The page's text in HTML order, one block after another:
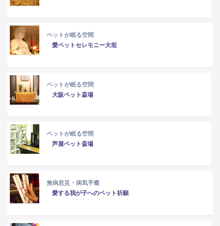
ペットが眠る空間
愛ペットセレモニー大垣
ペットが眠る空間
大阪ペット斎場
ペットが眠る空間
芦屋ペット斎場
無病息災・病気平癒
愛する我が子へのペット祈願